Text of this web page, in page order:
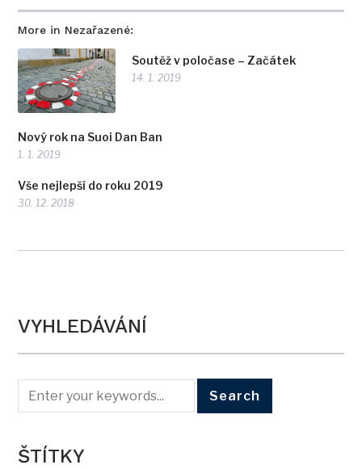
More in Nezařazené:
Soutěž v poločase – Začátek
14. 1. 2019
Nový rok na Suoi Dan Ban
1. 1. 2019
Vše nejlepší do roku 2019
30. 12. 2018
VYHLEDÁVÁNÍ
ŠTÍTKY